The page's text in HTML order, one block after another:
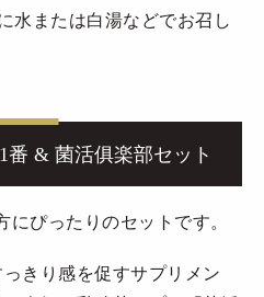
水または白湯などでお召し
番 & 菌活俱楽部セット
ぴったりのセットです。
きり感を促すサプリメン